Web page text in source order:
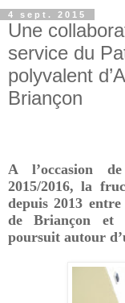
4 sept. 2015
Une
service du
polyvalent
Briançon
A l’occasion
2015/2016, la
depuis 2013
de Briançon et
poursuit autour